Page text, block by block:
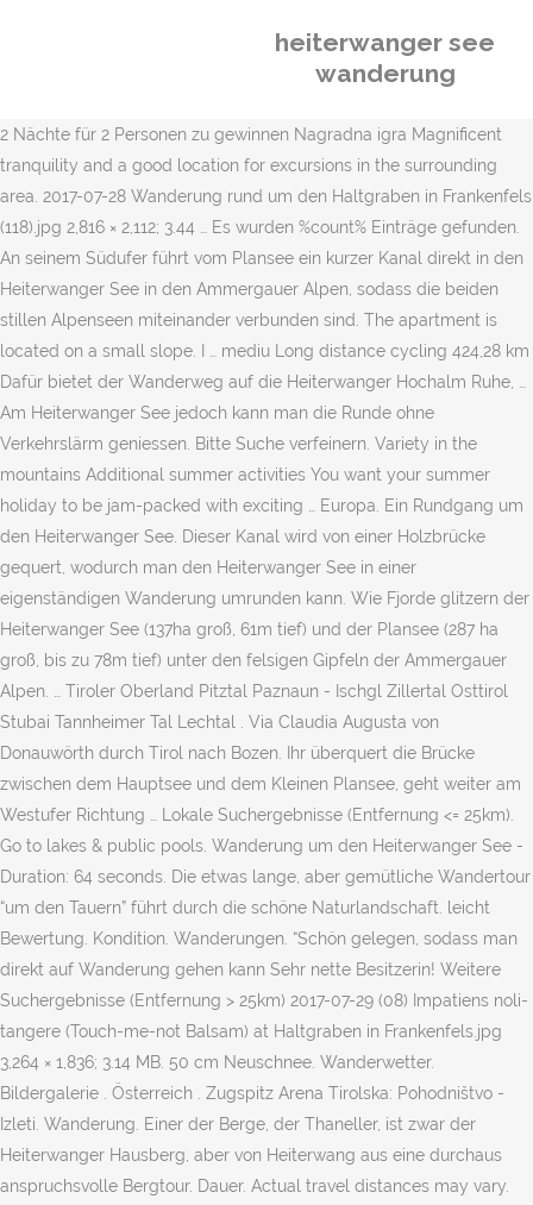
heiterwanger see
wanderung
2 Nächte für 2 Personen zu gewinnen Nagradna igra Magnificent
tranquility and a good location for excursions in the surrounding
area. 2017-07-28 Wanderung rund um den Haltgraben in Frankenfels
(118).jpg 2,816 × 2,112; 3.44 … Es wurden %count% Einträge gefunden.
An seinem Südufer führt vom Plansee ein kurzer Kanal direkt in den
Heiterwanger See in den Ammergauer Alpen, sodass die beiden
stillen Alpenseen miteinander verbunden sind. The apartment is
located on a small slope. I … mediu Long distance cycling 424,28 km
Dafür bietet der Wanderweg auf die Heiterwanger Hochalm Ruhe, …
Am Heiterwanger See jedoch kann man die Runde ohne
Verkehrslärm geniessen. Bitte Suche verfeinern. Variety in the
mountains Additional summer activities You want your summer
holiday to be jam-packed with exciting … Europa. Ein Rundgang um
den Heiterwanger See. Dieser Kanal wird von einer Holzbrücke
gequert, wodurch man den Heiterwanger See in einer
eigenständigen Wanderung umrunden kann. Wie Fjorde glitzern der
Heiterwanger See (137ha groß, 61m tief) und der Plansee (287 ha
groß, bis zu 78m tief) unter den felsigen Gipfeln der Ammergauer
Alpen. … Tiroler Oberland Pitztal Paznaun - Ischgl Zillertal Osttirol
Stubai Tannheimer Tal Lechtal . Via Claudia Augusta von
Donauwörth durch Tirol nach Bozen. Ihr überquert die Brücke
zwischen dem Hauptsee und dem Kleinen Plansee, geht weiter am
Westufer Richtung … Lokale Suchergebnisse (Entfernung <= 25km).
Go to lakes & public pools. Wanderung um den Heiterwanger See -
Duration: 64 seconds. Die etwas lange, aber gemütliche Wandertour
“um den Tauern” führt durch die schöne Naturlandschaft. leicht
Bewertung. Kondition. Wanderungen. “Schön gelegen, sodass man
direkt auf Wanderung gehen kann Sehr nette Besitzerin! Weitere
Suchergebnisse (Entfernung > 25km) 2017-07-29 (08) Impatiens noli-
tangere (Touch-me-not Balsam) at Haltgraben in Frankenfels.jpg
3,264 × 1,836; 3.14 MB. 50 cm Neuschnee. Wanderwetter.
Bildergalerie . Österreich . Zugspitz Arena Tirolska: Pohodništvo -
Izleti. Wanderung. Einer der Berge, der Thaneller, ist zwar der
Heiterwanger Hausberg, aber von Heiterwang aus eine durchaus
anspruchsvolle Bergtour. Dauer. Actual travel distances may vary.